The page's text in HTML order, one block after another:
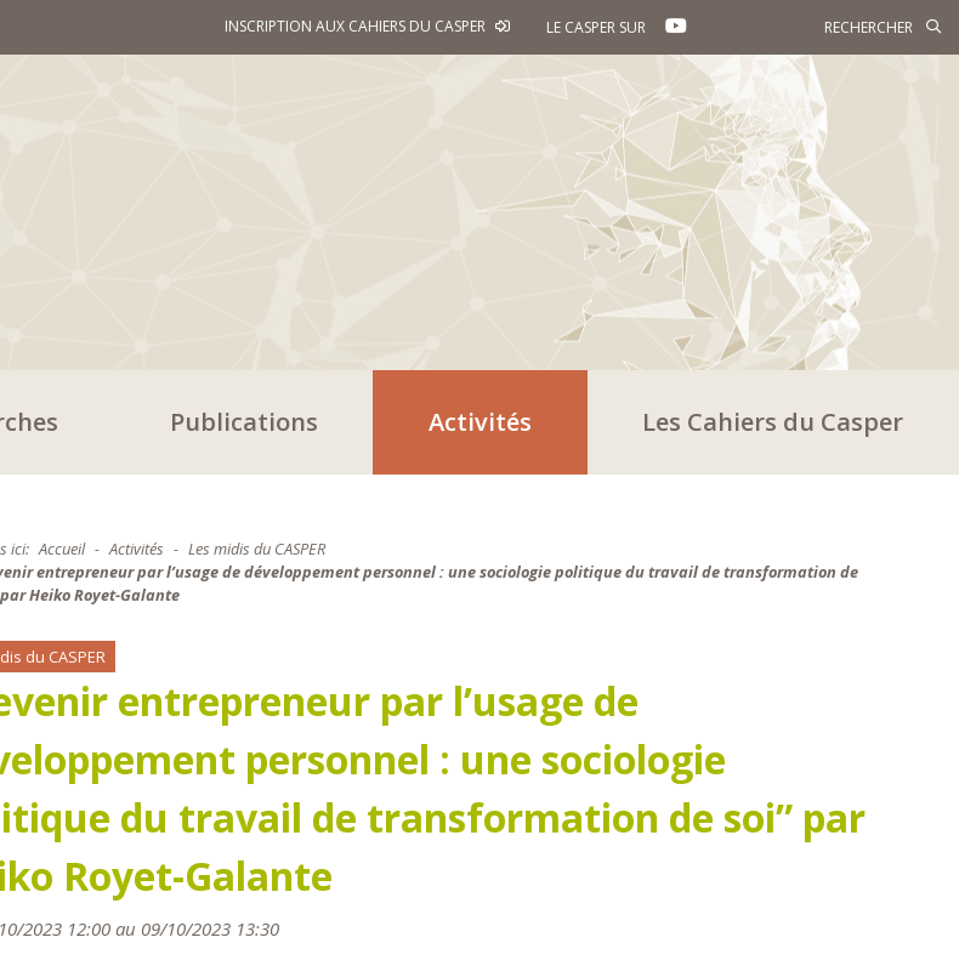
INSCRIPTION AUX CAHIERS DU CASPER LE CASPER SUR YOUTUBE
Publications Activités Les Cahiers du Casper
ici: Accueil Activités
Les midis du CASPER
entrepreneur par l’usage de développement personnel : une sociologie politique du travail de transformation de
Heiko Royet-Galante
du CASPER
entrepreneur par l’usage de
personnel : une sociologie
du travail de transformation de soi” par
Royet-Galante
2023 12:00 au 09/10/2023 13:30